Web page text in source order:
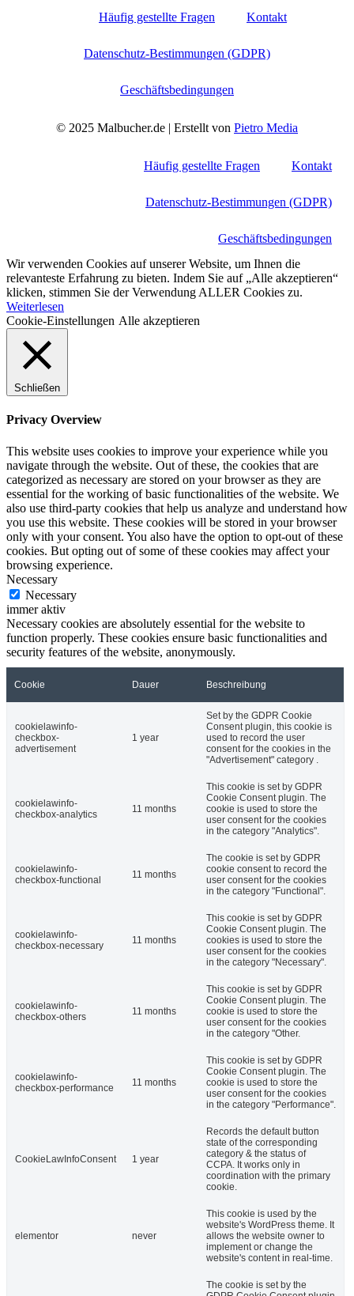
Häufig gestellte Fragen
Kontakt
Datenschutz-Bestimmungen (GDPR)
Geschäftsbedingungen
© 2025 Malbucher.de | Erstellt von Pietro Media
Häufig gestellte Fragen Kontakt
Datenschutz-Bestimmungen (GDPR)
Geschäftsbedingungen
Wir verwenden Cookies auf unserer Website, um Ihnen die
relevanteste Erfahrung zu bieten. Indem Sie auf „Alle akzeptieren“
klicken, stimmen Sie der Verwendung ALLER Cookies zu.
Weiterlesen
Cookie-Einstellungen Alle akzeptieren
Schließen
Privacy Overview
This website uses cookies to improve your experience while you
navigate through the website. Out of these, the cookies that are
categorized as necessary are stored on your browser as they are
essential for the working of basic functionalities of the website. We
also use third-party cookies that help us analyze and understand how
you use this website. These cookies will be stored in your browser
only with your consent. You also have the option to opt-out of these
cookies. But opting out of some of these cookies may affect your
browsing experience.
Necessary
Necessary
immer aktiv
Necessary cookies are absolutely essential for the website to
function properly. These cookies ensure basic functionalities and
security features of the website, anonymously.
Cookie Dauer Beschreibung
cookielawinfo-
checkbox-
advertisement
1 year
Set by the GDPR Cookie
Consent plugin, this cookie is
used to record the user
consent for the cookies in the
"Advertisement" category .
cookielawinfo-
checkbox-analytics
11 months
This cookie is set by GDPR
Cookie Consent plugin. The
cookie is used to store the
user consent for the cookies
in the category "Analytics".
cookielawinfo-
checkbox-functional
11 months
The cookie is set by GDPR
cookie consent to record the
user consent for the cookies
in the category "Functional".
cookielawinfo-
checkbox-necessary
11 months
This cookie is set by GDPR
Cookie Consent plugin. The
cookies is used to store the
user consent for the cookies
in the category "Necessary".
cookielawinfo-
checkbox-others
11 months
This cookie is set by GDPR
Cookie Consent plugin. The
cookie is used to store the
user consent for the cookies
in the category "Other.
cookielawinfo-
checkbox-performance
11 months
This cookie is set by GDPR
Cookie Consent plugin. The
cookie is used to store the
user consent for the cookies
in the category "Performance".
CookieLawInfoConsent 1 year
Records the default button
state of the corresponding
category & the status of
CCPA. It works only in
coordination with the primary
cookie.
elementor never
This cookie is used by the
website's WordPress theme. It
allows the website owner to
implement or change the
website's content in real-time.
The cookie is set by the